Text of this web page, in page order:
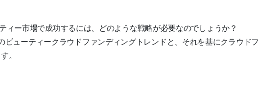
ィー市場で成功するには、どのような戦略が必要なのでしょうか？
ビューティークラウドファンディングトレンドと、それを基にクラウド
。